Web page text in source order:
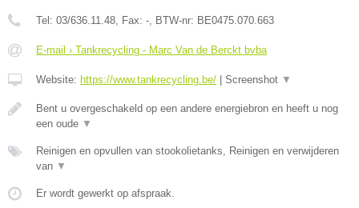
Tel: 03/636.11.48 , Fax: - , BTW-nr: BE0475.070.663
E-mail › Tankrecycling - Marc Van de Berckt bvba
Website: https://www.tankrecycling.be/ | Screenshot ▼
Bent u overgeschakeld op een andere energiebron en heeft u nog
een oude ▼
Reinigen en opvullen van stookolietanks, Reinigen en verwijderen
van ▼
Er wordt gewerkt op afspraak.